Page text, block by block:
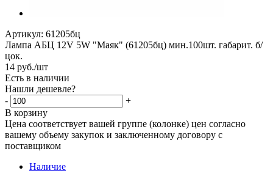
Артикул: 61205бц
Лампа АБЦ 12V 5W "Маяк" (61205бц) мин.100шт. габарит. б/
цок.
14 руб./шт
Есть в наличии
Нашли дешевле?
-
+
В корзину
Цена соответствует вашей группе (колонке) цен согласно
вашему объему закупок и заключенному договору с
поставщиком
Наличие